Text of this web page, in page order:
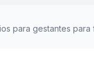
para gestantes para